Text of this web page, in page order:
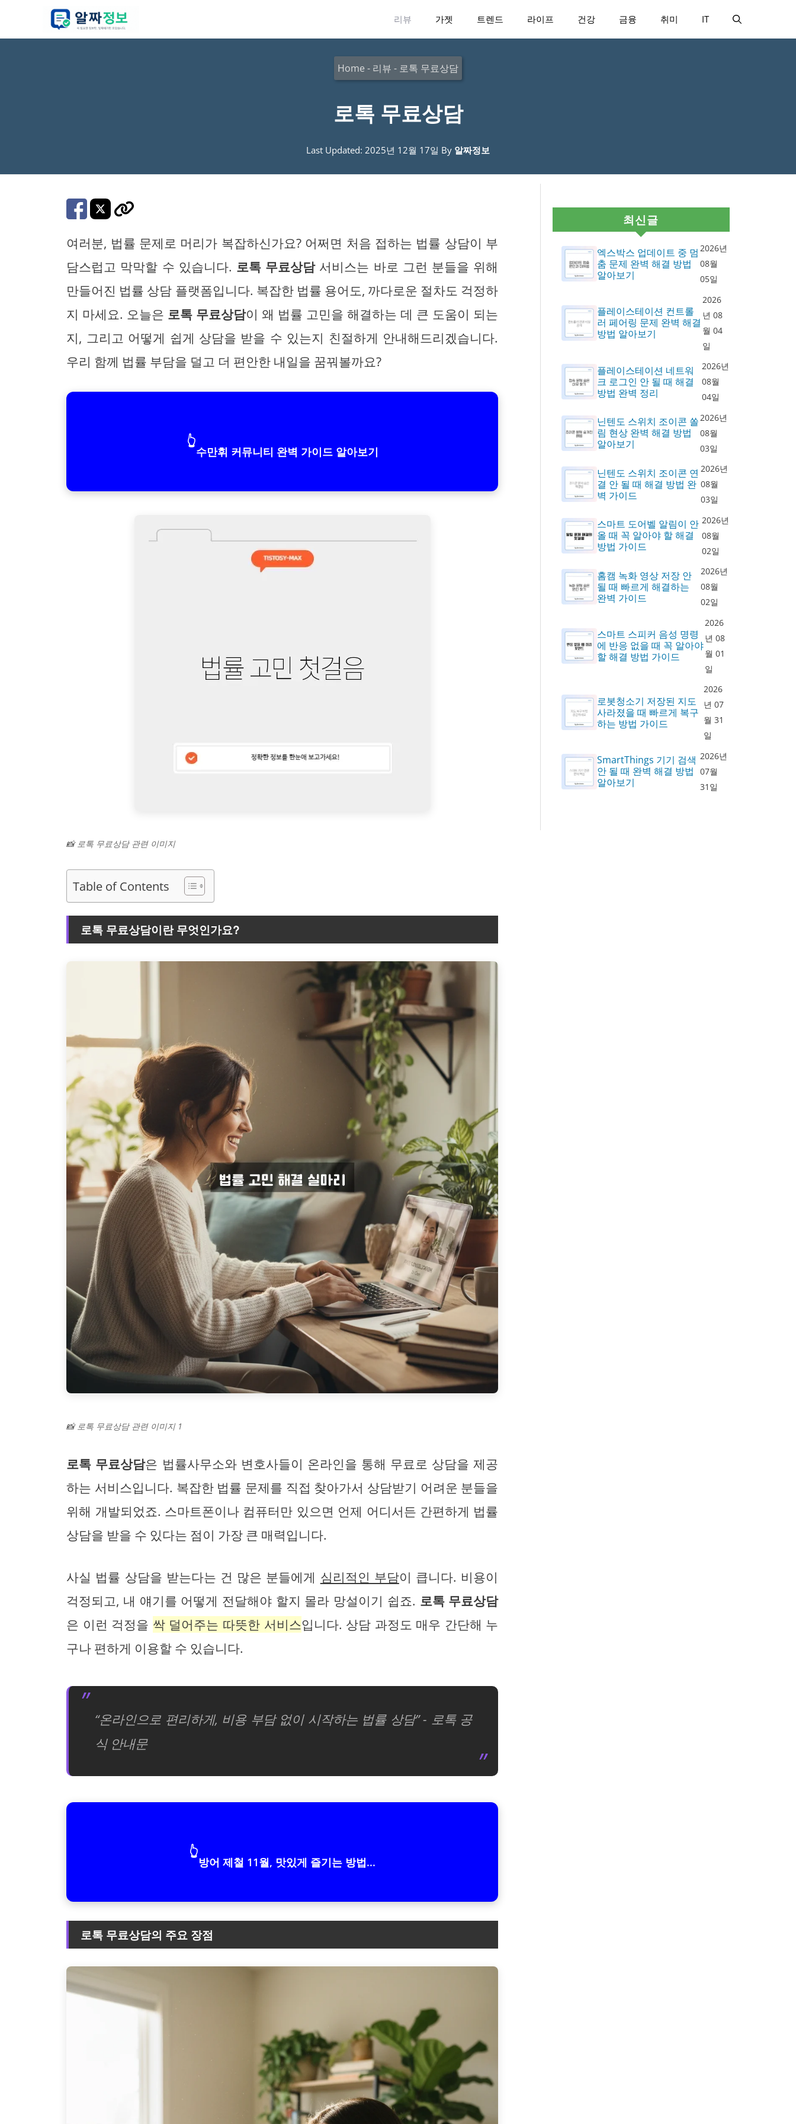
리뷰 가젯 트렌드 라이프 건강 금융 취미 IT
Home - 리뷰 - 로톡 무료상담
로톡 무료상담
Last Updated: 2025년 12월 17일 By 알짜정보
여러분, 법률 문제로 머리가 복잡하신가요? 어쩌면 처음 접하는 법률 상담이 부
담스럽고 막막할 수 있습니다. 로톡 무료상담서비스는 바로 그런 분들을 위해
만들어진 법률 상담 플랫폼입니다. 복잡한 법률 용어도, 까다로운 절차도 걱정하
지 마세요. 오늘은 로톡 무료상담이 왜 법률 고민을 해결하는 데 큰 도움이 되는
지, 그리고 어떻게 쉽게 상담을 받을 수 있는지 친절하게 안내해드리겠습니다.
우리 함께 법률 부담을 덜고 더 편안한 내일을 꿈꿔볼까요?
👆
수만휘 커뮤니티 완벽 가이드 알아보기
📸 로톡 무료상담 관련 이미지
Table of Contents
로톡 무료상담이란 무엇인가요?
📸 로톡 무료상담 관련 이미지 1
로톡 무료상담은 법률사무소와 변호사들이 온라인을 통해 무료로 상담을 제공
하는 서비스입니다. 복잡한 법률 문제를 직접 찾아가서 상담받기 어려운 분들을
위해 개발되었죠. 스마트폰이나 컴퓨터만 있으면 언제 어디서든 간편하게 법률
상담을 받을 수 있다는 점이 가장 큰 매력입니다.
사실 법률 상담을 받는다는 건 많은 분들에게 심리적인 부담이 큽니다. 비용이
걱정되고, 내 얘기를 어떻게 전달해야 할지 몰라 망설이기 쉽죠. 로톡 무료상담
은 이런 걱정을 싹 덜어주는 따뜻한 서비스입니다. 상담 과정도 매우 간단해 누
구나 편하게 이용할 수 있습니다.
“온라인으로 편리하게, 비용 부담 없이 시작하는 법률 상담” - 로톡 공
식 안내문
👆
방어 제철 11월, 맛있게 즐기는 방법...
로톡 무료상담의 주요 장점
최신글
엑스박스 업데이트 중 멈
춤 문제 완벽 해결 방법
알아보기
2026년
08월
05일
플레이스테이션 컨트롤
러 페어링 문제 완벽 해결
방법 알아보기
2026
년 08
월 04
일
플레이스테이션 네트워
크 로그인 안 될 때 해결
방법 완벽 정리
2026년
08월
04일
닌텐도 스위치 조이콘 쏠
림 현상 완벽 해결 방법
알아보기
2026년
08월
03일
닌텐도 스위치 조이콘 연
결 안 될 때 해결 방법 완
벽 가이드
2026년
08월
03일
스마트 도어벨 알림이 안
올 때 꼭 알아야 할 해결
방법 가이드
2026년
08월
02일
홈캠 녹화 영상 저장 안
될 때 빠르게 해결하는
완벽 가이드
2026년
08월
02일
스마트 스피커 음성 명령
에 반응 없을 때 꼭 알아야
할 해결 방법 가이드
2026
년 08
월 01
일
로봇청소기 저장된 지도
사라졌을 때 빠르게 복구
하는 방법 가이드
2026
년 07
월 31
일
SmartThings 기기 검색
안 될 때 완벽 해결 방법
알아보기
2026년
07월
31일